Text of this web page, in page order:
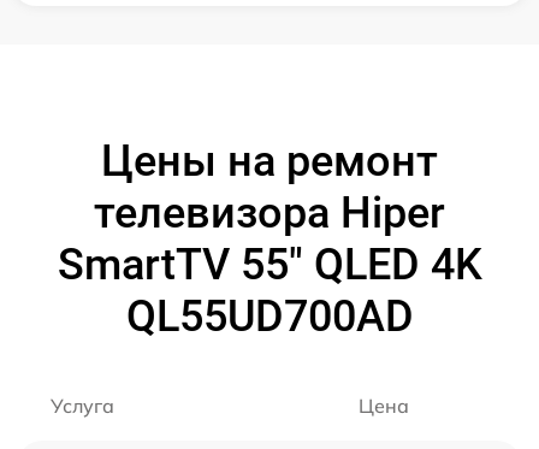
Цены на ремонт
телевизора Hiper
SmartTV 55" QLED 4K
QL55UD700AD
Услуга Цена